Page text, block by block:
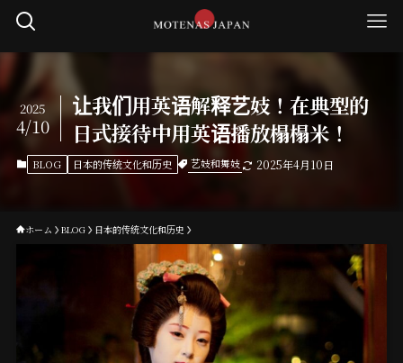
让我们用英语解释艺妓！在典型的
日式接待中用英语播放榻榻米！
2025
4/10
BLOG 日本的传统文化和历史 艺妓和舞妓 2025年4月10日
ホーム BLOG 日本的传统文化和历史